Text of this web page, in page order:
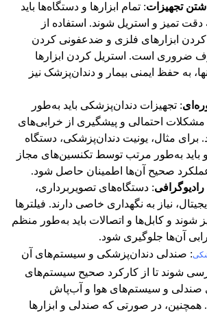
تجهیزات: تمام ابزارها و دستگاه‌ها باید
تمیز و استریل شوند. استفاده از
کردن ابزارهای فلزی و ضدعفونی کردن
ضروری است. استریل کردن ابزارها
به حفظ ایمنی بیمار و دندان‌پزشک نیز
: تجهیزات دندان‌پزشکی باید به‌طور
احتمالی و پیشگیری از خرابی‌های
برای مثال، یونیت دندان‌پزشکی، دستگاه
باید به‌طور مرتب توسط تکنسین‌های مجاز
صحیح آن‌ها اطمینان حاصل شود​.
: دستگاه‌های تصویربرداری،
نیاز به نگهداری خاصی دارند. فیلترها
شوند و کابل‌ها و اتصالات باید به‌طور منظم
آن‌ها جلوگیری شود​.
: صندلی دندان‌پزشکی و سیستم‌های آن
شوند تا از کارکرد صحیح سیستم‌های
صندلی و سیستم‌های هوا و آب‌پاش
در صورتی که صندلی و ابزارها